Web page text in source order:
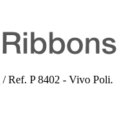
/ Ref. P 8402 - Vivo Poli.